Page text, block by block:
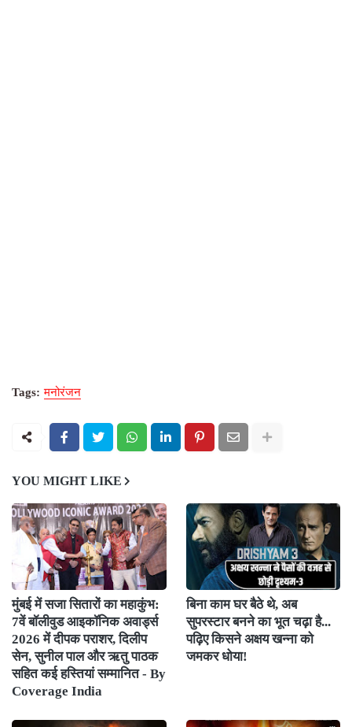
Tags: मनोरंजन
YOU MIGHT LIKE
मुंबई में सजा सितारों का महाकुंभ:
7वें बॉलीवुड आइकॉनिक अवार्ड्स
2026 में दीपक पराशर, दिलीप
सेन, सुनील पाल और ऋतु पाठक
सहित कई हस्तियां सम्मानित - By
Coverage India
बिना काम घर बैठे थे, अब
सुपरस्टार बनने का भूत चढ़ा है...
पढ़िए किसने अक्षय खन्ना को
जमकर धोया!